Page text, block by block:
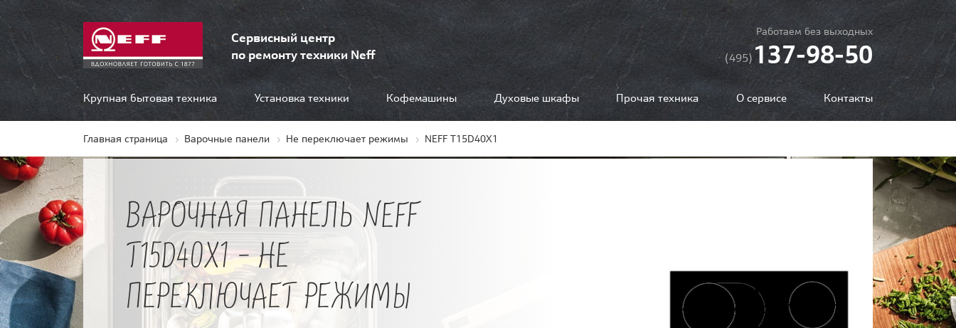
Сервисный центр
по ремонту техники Neff
Работаем без выходных
(495)137-98-50
Крупная бытовая техника Установка техники Кофемашины Духовые шкафы Прочая техника О сервисе Контакты
Главная страница Варочные панели Не переключает режимы NEFF T15D40X1
ВАРОЧНАЯ ПАНЕЛЬ NEFF
T15D40X1 - НЕ
ПЕРЕКЛЮЧАЕТ РЕЖИМЫ